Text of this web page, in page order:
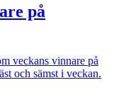
på
veckans vinnare på
och sämst i veckan.